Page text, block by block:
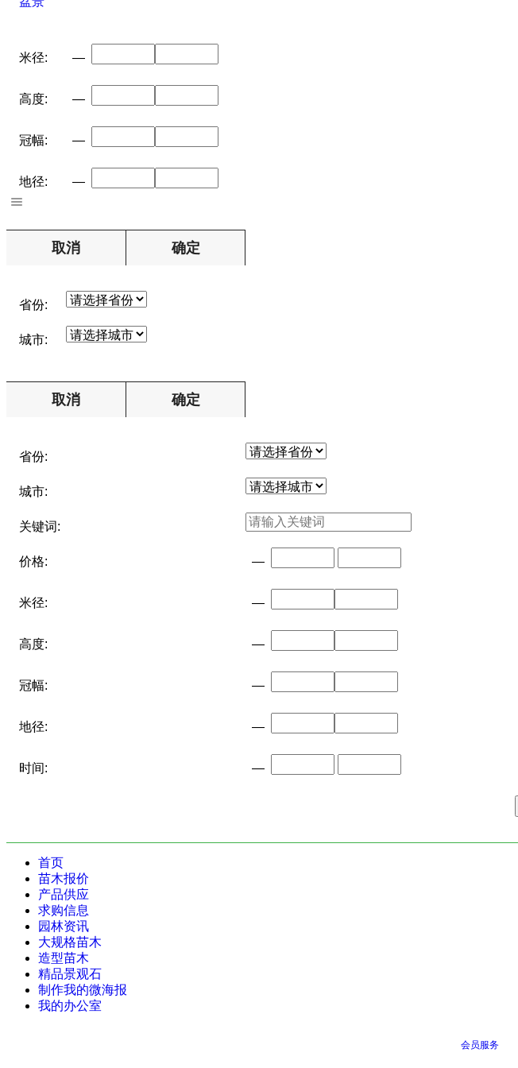
米径: —
高度: —
冠幅: —
地径: —
取消 确定
省份:
城市:
取消 确定
省份:
城市:
关键词:
价格: —
米径: —
高度: —
冠幅: —
地径: —
时间: —
首页
苗木报价
产品供应
求购信息
园林资讯
大规格苗木
造型苗木
精品景观石
制作我的微海报
我的办公室
会员服务